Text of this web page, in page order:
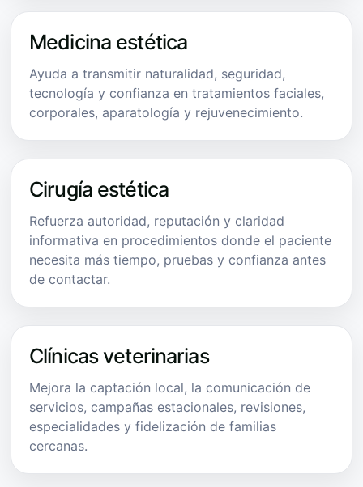
Medicina estética
Ayuda a transmitir naturalidad, seguridad,
tecnología y confianza en tratamientos faciales,
corporales, aparatología y rejuvenecimiento.
Cirugía estética
Refuerza autoridad, reputación y claridad
informativa en procedimientos donde el paciente
necesita más tiempo, pruebas y confianza antes
de contactar.
Clínicas veterinarias
Mejora la captación local, la comunicación de
servicios, campañas estacionales, revisiones,
especialidades y fidelización de familias
cercanas.